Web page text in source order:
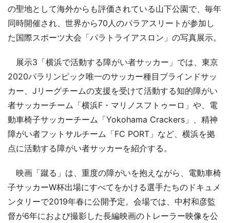
の聖地として海外からも評価されている山下公園で、毎年
同時開催され、世界から70人のパラアスリートが参加し
た国際スポーツ大会「パラトライアスロン」の写真展示。
展示3「横浜で活動する障がい者サッカー」では、東京
2020パラリンピック唯一のサッカー種目ブラインドサッ
カー、Jリーグチームの支援を受けて活動する知的障がい
者サッカーチーム「横浜F・マリノスフトゥーロ」や、電
動車椅子サッカーチーム「Yokohama Crackers」、精神
障がい者フットサルチーム「FC PORT」など、横浜を拠
点に活動する障がい者サッカーを紹介する。
映画「蹴る」は、重度の障がいを抱えながら、電動車椅
子サッカーW杯出場にすべてをかける選手たちのドキュメ
ンタリーで2019年春に公開予定。会場では、中村和彦監
督が6年におよび撮影した長編映画のトレーラー映像を公